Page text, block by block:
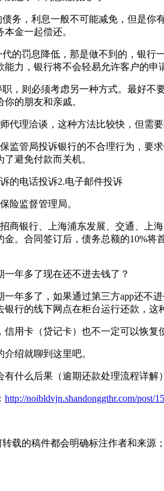
务，利息一般不可能减免，但是
金一起偿还。
的罚息降低，那是做不到的，银
力，银行将不会轻易允许客户的申
，则必须考虑另一种方式。最好
的朋友和亲戚。
代理洽谈，这种方法比较快，但需
监管局投诉银行的不合理行为，要
避免付款而关机。
的电话投诉2.电子邮件投诉
险监督管理局。
商银行、上海浦东发展、交通、上
金。合同签订后，债务总额的10%
年多了现在还不进去钱了？
一年多了，如果通过第三方app还不
行的线下网点在柜台运行还款，这
用卡（贷记卡）也不一定可以恢复
绍就聊到这里吧。
什么后果（逾期还款处理流程详解
http://noibldvjn.shandonggthr.com/post/
载的稿件都会明确标注作者和来